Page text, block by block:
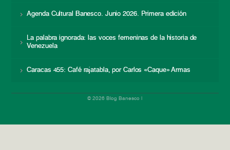
Agenda Cultural Banesco. Junio 2026. Primera edición
La palabra ignorada: las voces femeninas de la historia de
Venezuela
Caracas 455: Café rajatabla, por Carlos «Caque» Armas
© 2026 Blog Banesco |